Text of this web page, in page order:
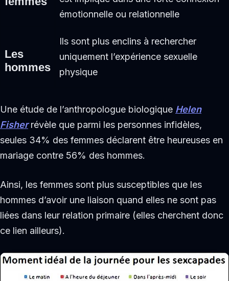
émotionnelle ou relationnelle
Les
hommes
Ils sont plus enclins à rechercher
uniquement l’expérience sexuelle
physique
Une étude de l’anthropologue biologique Helen
Fisherrévèle que parmi les personnes infidèles,
seules 34% des femmes déclarent être heureuses en
mariage contre 56% des hommes.
Ainsi, les femmes sont plus susceptibles que les
hommes d’avoir une liaison quand elles ne sont pas
liées dans leur relation primaire (elles cherchent donc
ce lien ailleurs).